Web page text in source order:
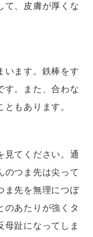
て、皮膚が厚くな
います。鉄棒をす
す。また、合わな
もあります。
見てください。通
のつま先は尖って
ま先を無理につぼ
のあたりが強くタ
母趾になってしま